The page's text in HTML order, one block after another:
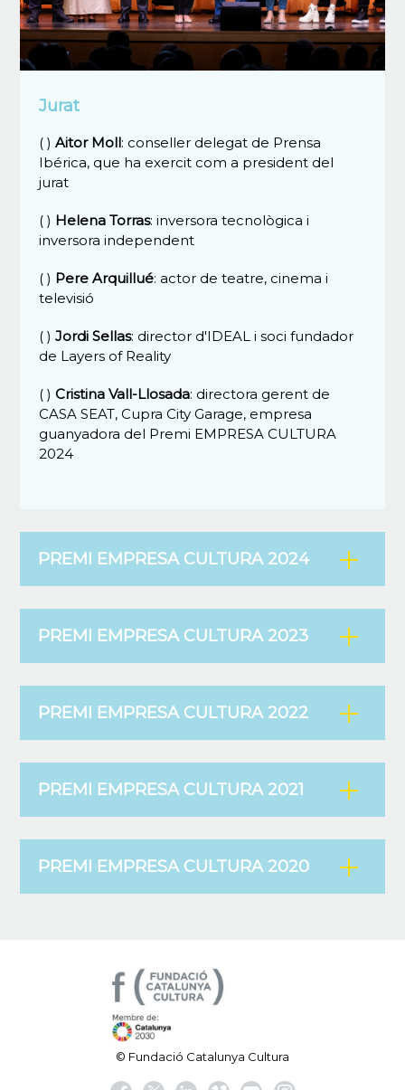
Jurat
( ) Aitor Moll: conseller delegat de Prensa
Ibérica, que ha exercit com a president del
jurat
( ) Helena Torras: inversora tecnològica i
inversora independent
( ) Pere Arquillué: actor de teatre, cinema i
televisió
( ) Jordi Sellas: director d'IDEAL i soci fundador
de Layers of Reality
( ) Cristina Vall-Llosada: directora gerent de
CASA SEAT, Cupra City Garage, empresa
guanyadora del Premi EMPRESA CULTURA
2024
PREMI EMPRESA CULTURA 2024
PREMI EMPRESA CULTURA 2023
PREMI EMPRESA CULTURA 2022
PREMI EMPRESA CULTURA 2021
PREMI EMPRESA CULTURA 2020
© Fundació Catalunya Cultura